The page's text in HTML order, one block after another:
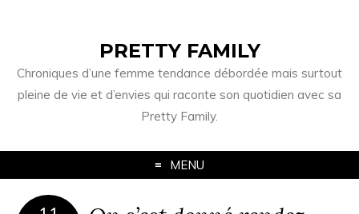
PRETTY FAMILY
Chroniques d’une femme tendance débordée mais surtout
pleine de vie et d’envies qui raconte son quotidien avec sa
Pretty Family.
MENU